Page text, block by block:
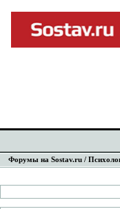
Форумы на Sostav.ru /